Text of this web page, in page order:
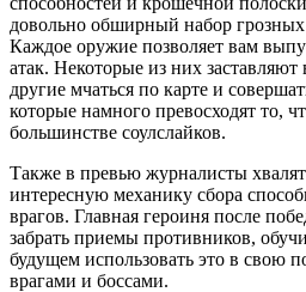
довольно обширный набор
Каждое оружие позволяет вам
атак. Некоторые из них заставляют
другие мчаться по карте и
которые намного превосходят то,
большинстве соулслайков.
Также в превью журналисты хвалят
интересную механику сбора
врагов. Главная героиня после
забрать приемы противников,
будущем использовать это в свою
врагами и боссами.